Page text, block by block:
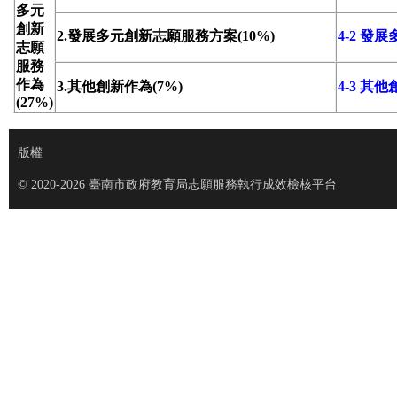
多元
創新
志願
服務
作為
(27%)
2.發展多元創新志願服務方案(10%) 4-2 發展
3.其他創新作為(7%) 4-3 其他
版權
© 2020-2026 臺南市政府教育局志願服務執行成效檢核平台